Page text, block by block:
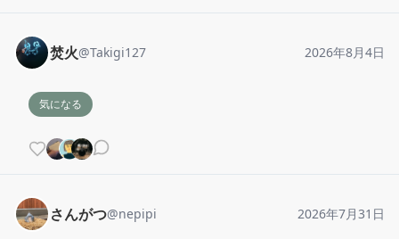
焚火@Takigi127 2026年8月4日
気になる
さんがつ@nepipi 2026年7月31日